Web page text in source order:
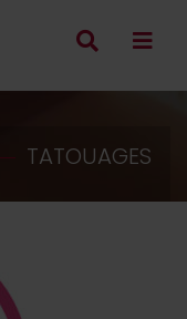
TATOUAGES